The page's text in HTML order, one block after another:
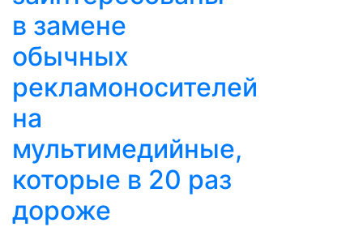
в замене
обычных
рекламоносителей
на
мультимедийные,
которые в 20 раз
дороже